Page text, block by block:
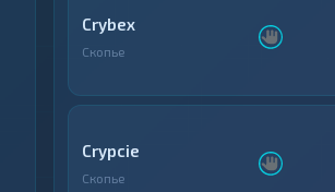
Crybex
Скопье
Crypcie
Скопье